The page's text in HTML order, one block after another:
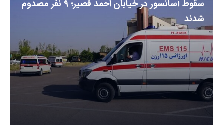
سقوط آسانسور در خیابان احمد قصیر؛ ۹ نفر مصدوم
شدند